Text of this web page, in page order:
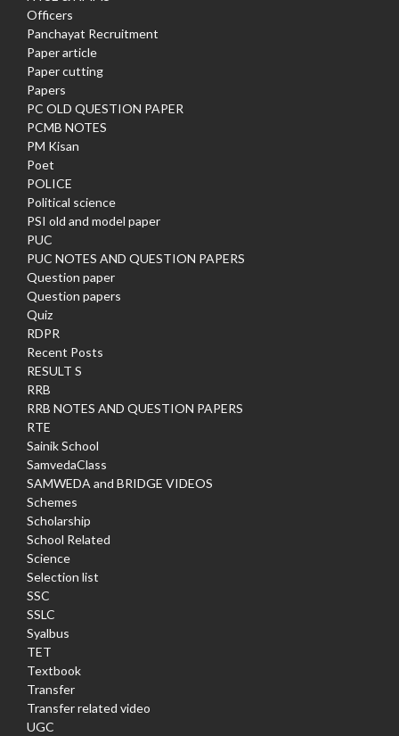
Officers
Panchayat Recruitment
Paper article
Paper cutting
Papers
PC OLD QUESTION PAPER
PCMB NOTES
PM Kisan
Poet
POLICE
Political science
PSI old and model paper
PUC
PUC NOTES AND QUESTION PAPERS
Question paper
Question papers
Quiz
RDPR
Recent Posts
RESULT S
RRB
RRB NOTES AND QUESTION PAPERS
RTE
Sainik School
SamvedaClass
SAMWEDA and BRIDGE VIDEOS
Schemes
Scholarship
School Related
Science
Selection list
SSC
SSLC
Syalbus
TET
Textbook
Transfer
Transfer related video
UGC